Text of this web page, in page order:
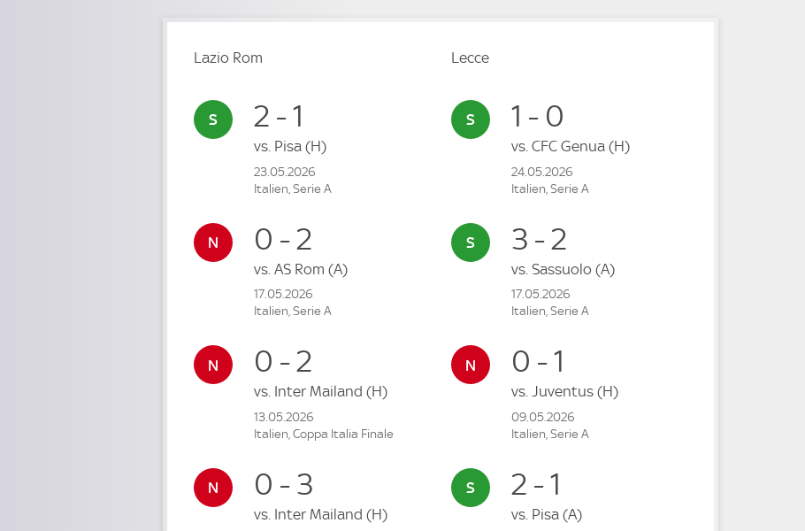
Lazio Rom
2 - 1
vs. Pisa (H)
23.05.2026
Italien, Serie A
0 - 2
vs. AS Rom (A)
17.05.2026
Italien, Serie A
0 - 2
vs. Inter Mailand (H)
13.05.2026
Italien, Coppa Italia Finale
0 - 3
vs. Inter Mailand (H)
Lecce
1 - 0
vs. CFC Genua (H)
24.05.2026
Italien, Serie A
3 - 2
vs. Sassuolo (A)
17.05.2026
Italien, Serie A
0 - 1
vs. Juventus (H)
09.05.2026
Italien, Serie A
2 - 1
vs. Pisa (A)